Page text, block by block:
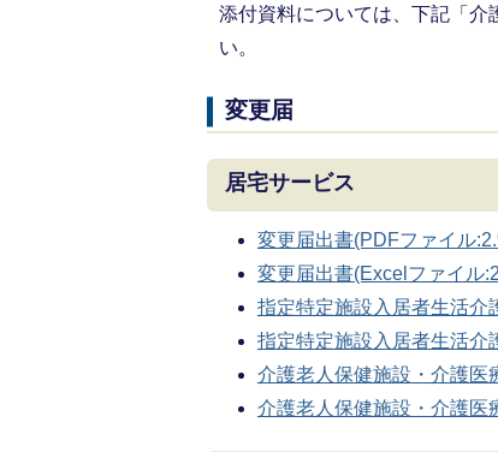
添付資料については、下記「介
い。
変更届
居宅サービス
変更届出書(PDFファイル
変更届出書(Excelファイル
指定特定施設入居者生活介
指定特定施設入居者生活介
介護老人保健施設・介護
介護老人保健施設・介護